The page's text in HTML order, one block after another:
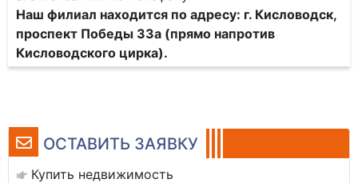
ОСТАВИТЬ ЗАЯВКУ
Купить недвижимость
Наш филиал находится по адресу: г. Кисловодск,
проспект Победы 33а (прямо напротив
Кисловодского цирка).